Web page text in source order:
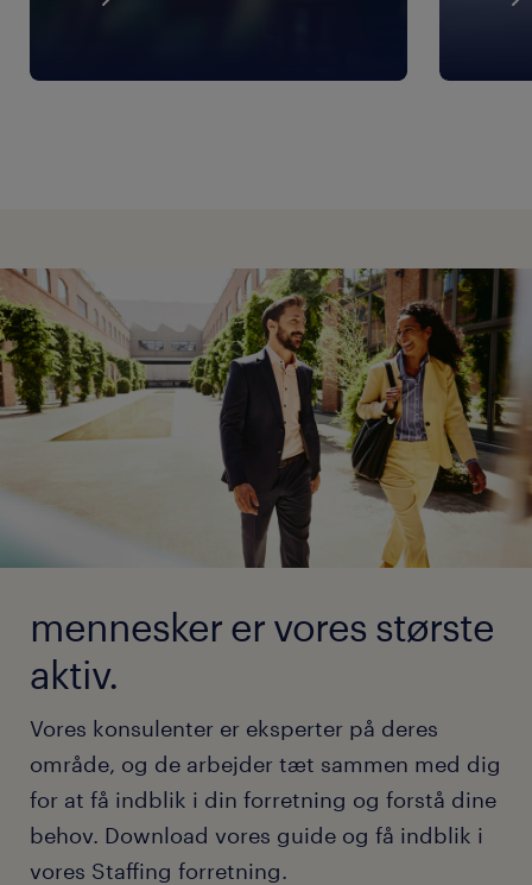
mennesker er vores største
aktiv.
Vores konsulenter er eksperter på deres
område, og de arbejder tæt sammen med dig
for at få indblik i din forretning og forstå dine
behov. Download vores guide og få indblik i
vores Staffing forretning.